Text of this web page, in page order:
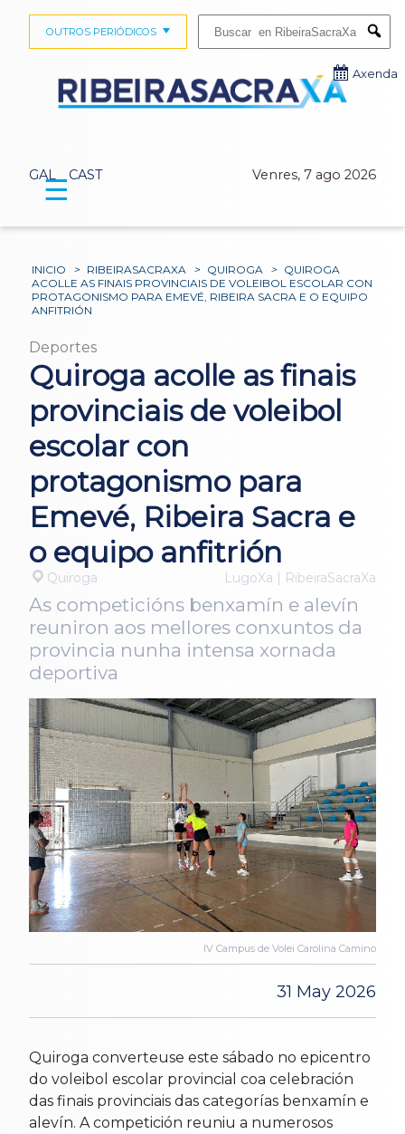
GAL CAST Venres, 7 ago 2026
OUTROS PERIÓDICOS
Axenda
☰
INICIO > RIBEIRASACRAXA > QUIROGA > QUIROGA
ACOLLE AS FINAIS PROVINCIAIS DE VOLEIBOL ESCOLAR CON
PROTAGONISMO PARA EMEVÉ, RIBEIRA SACRA E O EQUIPO
ANFITRIÓN
Deportes
Quiroga acolle as finais
provinciais de voleibol
escolar con
protagonismo para
Emevé, Ribeira Sacra e
o equipo anfitrión
Quiroga LugoXa | RibeiraSacraXa
As competicións benxamín e alevín
reuniron aos mellores conxuntos da
provincia nunha intensa xornada
deportiva
IV Campus de Volei Carolina Camino
31 May 2026
Quiroga converteuse este sábado no epicentro
do voleibol escolar provincial coa celebración
das finais provinciais das categorías benxamín e
alevín. A competición reuniu a numerosos